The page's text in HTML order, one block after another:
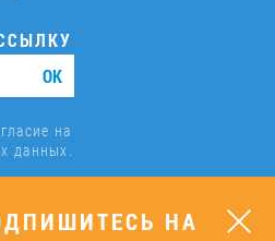
ОК
на
данных.
НА